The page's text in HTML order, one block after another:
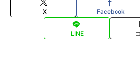
X Facebook
LINE